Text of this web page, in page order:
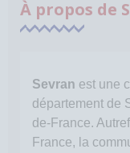
À propos de
Sevran est une
département de
de-France.
France, la